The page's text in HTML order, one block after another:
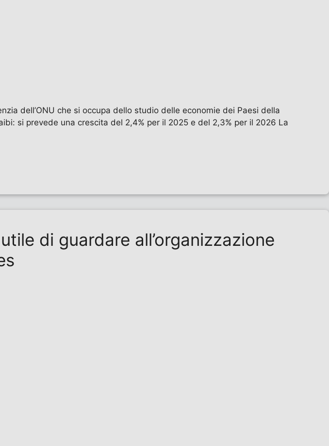
dell’ONU che si occupa dello studio delle economie dei Paesi della
si prevede una crescita del 2,4% per il 2025 e del 2,3% per il 2026 La
di guardare all’organizzazione